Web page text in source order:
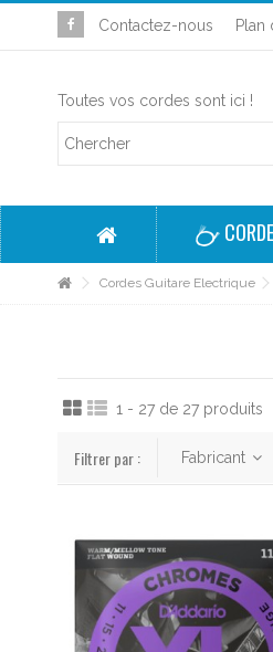
Contactez-nous Plan
Toutes vos cordes sont ici !
Cordes Guitare Electrique
1 - 27 de 27 produits
Filtrer par : Fabricant